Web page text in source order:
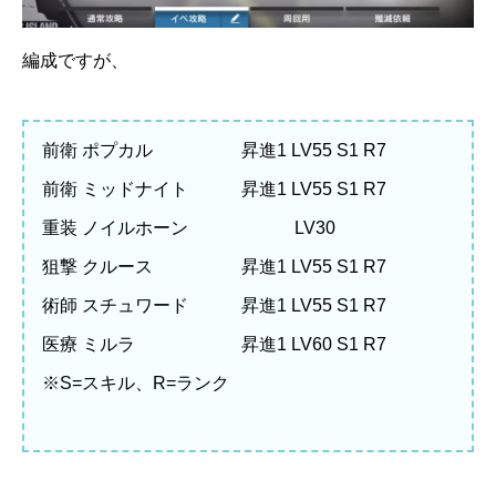
編成ですが、
前衛 ポプカル 昇進1 LV55 S1 R7
前衛 ミッドナイト 昇進1 LV55 S1 R7
重装 ノイルホーン LV30
狙撃 クルース 昇進1 LV55 S1 R7
術師 スチュワード 昇進1 LV55 S1 R7
医療 ミルラ 昇進1 LV60 S1 R7
※S=スキル、R=ランク